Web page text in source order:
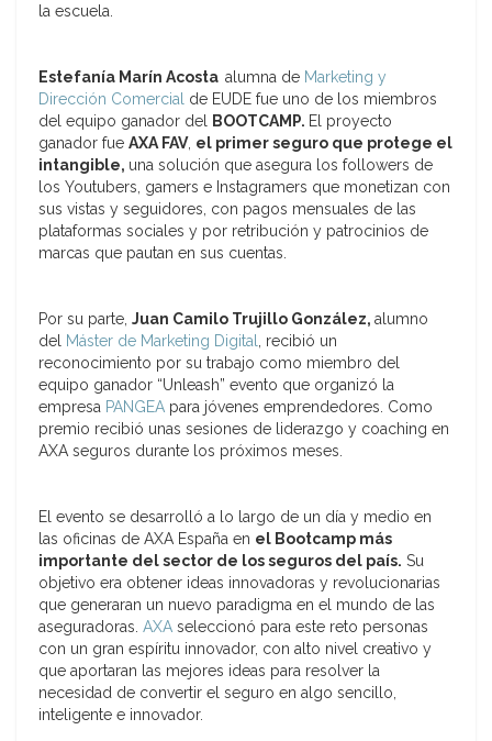
la escuela.
Estefanía Marín Acosta alumna de Marketing y
Dirección Comercial
de EUDE fue uno de los miembros
del equipo ganador del
BOOTCAMP. El proyecto
ganador fue AXA FAV, el primer seguro que protege el
intangible, una solución que asegura los followers de
los Youtubers, gamers e Instagramers que monetizan con
sus vistas y seguidores, con pagos mensuales de las
plataformas sociales y por retribución y patrocinios de
marcas que pautan en sus cuentas.
Por su parte, Juan Camilo Trujillo González, alumno
del
Máster de Marketing Digital
, recibió un
reconocimiento por su trabajo como miembro del
equipo ganador “Unleash” evento que organizó la
empresa PANGEA para jóvenes emprendedores. Como
premio recibió unas sesiones de liderazgo y coaching en
AXA seguros durante los próximos meses.
El evento se desarrolló a lo largo de un día y medio en
las oficinas de AXA España en el Bootcamp más
importante del sector de los seguros del país. Su
objetivo era obtener ideas innovadoras y revolucionarias
que generaran un nuevo paradigma en el mundo de las
aseguradoras. AXA seleccionó para este reto personas
con un gran espíritu innovador, con alto nivel creativo y
que aportaran las mejores ideas para resolver la
necesidad de convertir el seguro en algo sencillo,
inteligente e innovador.